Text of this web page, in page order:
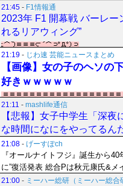
21:45 - F1情報通
2023年 F1 開幕戦 バーレー
れるリアウィング”
21:19 - じわ速 芸能ニュースまとめ
【画像】女の子のヘソの
好きｗｗｗｗｗ
21:11 - mashlife通信
【悲報】女子中学生「深
な時間になにをやってるん
21:08 - げーすぽch
『オールナイトフジ』誕生から
に”復活発表 総合Pは秋元康氏&メ
21:00 - ミーハー総研（ミーハー総合